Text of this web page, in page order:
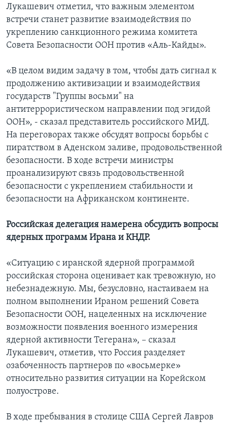
Лукашевич отметил, что важным элементом
встречи станет развитие взаимодействия по
укреплению санкционного режима комитета
Совета Безопасности ООН против «Аль-Кайды».
«В целом видим задачу в том, чтобы дать сигнал к
продолжению активизации и взаимодействия
государств "Группы восьми" на
антитеррористическом направлении под эгидой
ООН», - сказал представитель российского МИД.
На переговорах также обсудят вопросы борьбы с
пиратством в Аденском заливе, продовольственной
безопасности. В ходе встречи министры
проанализируют связь продовольственной
безопасности с укреплением стабильности и
безопасности на Африканском континенте.
Российская делегация намерена обсудить вопросы
ядерных программ Ирана и КНДР.
«Ситуацию с иранской ядерной программой
российская сторона оценивает как тревожную, но
небезнадежную. Мы, безусловно, настаиваем на
полном выполнении Ираном решений Совета
Безопасности ООН, нацеленных на исключение
возможности появления военного измерения
ядерной активности Тегерана», – сказал
Лукашевич, отметив, что Россия разделяет
озабоченность партнеров по «восьмерке»
относительно развития ситуации на Корейском
полуострове.
В ходе пребывания в столице США Сергей Лавров